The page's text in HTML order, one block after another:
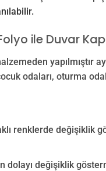
ile Duvar
yapılmıştır
odaları, oturma
renklerde değişiklik
dolayı değişiklik